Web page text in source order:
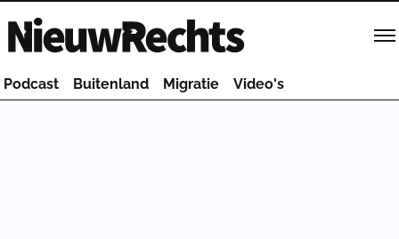
Homepage van NieuwRechts
Podcast Buitenland Migratie Video's